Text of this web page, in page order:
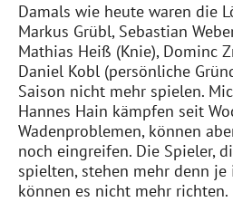
Damals wie heute waren die
Markus Grübl, Sebastian
Mathias Heiß (Knie), Dominc
Daniel Kobl (persönliche
Saison nicht mehr spielen.
Hannes Hain kämpfen seit
Wadenproblemen, können
noch eingreifen. Die Spieler,
spielten, stehen mehr denn
können es nicht mehr richten.